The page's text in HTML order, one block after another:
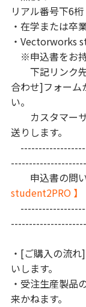
リアル番号下6桁
・在学または卒
・Vectorworks
※申込書をお
下記リンク先
合わせ]フォーム
い。
カスタマーサ
送りします。
申込書の問
student2PRO 】
・[ご購入の流
いします。
・受注生産製品
来かねます。